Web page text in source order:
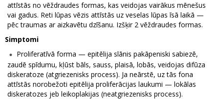
attīstās no vēždraudes formas, kas veidojas vairākus mēnešus
vai gadus. Reti lūpas vēzis attīstās uz veselas lūpas īsā laikā —
pēc traumas ar aizkavētu dzīšanu. Izšķir 2 vēždraudes formas.
Simptomi
Proliferatīvā forma — epitēlija slānis pakāpeniski sabiezē,
zaudē spīdumu, kļūst bāls, sauss, plaisā, lobās, veidojas difūza
diskeratoze (atgriezenisks process). Ja neārstē, uz tās fona
attīstās norobežoti epitēlija proliferācijas laukumi — lokālas
diskeratozes jeb leikoplakijas (neatgriezenisks process).